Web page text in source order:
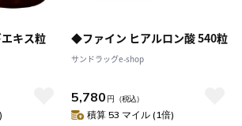
キス粒
◆ファイン ヒアルロン酸 540粒
サンドラッグe-shop
5,780 円 （税込）
積算 53 マイル (1倍)